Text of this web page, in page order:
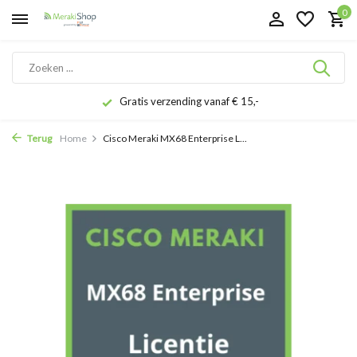
0
Gratis verzending vanaf € 15,-
Terug Home Cisco Meraki MX68 Enterprise L...